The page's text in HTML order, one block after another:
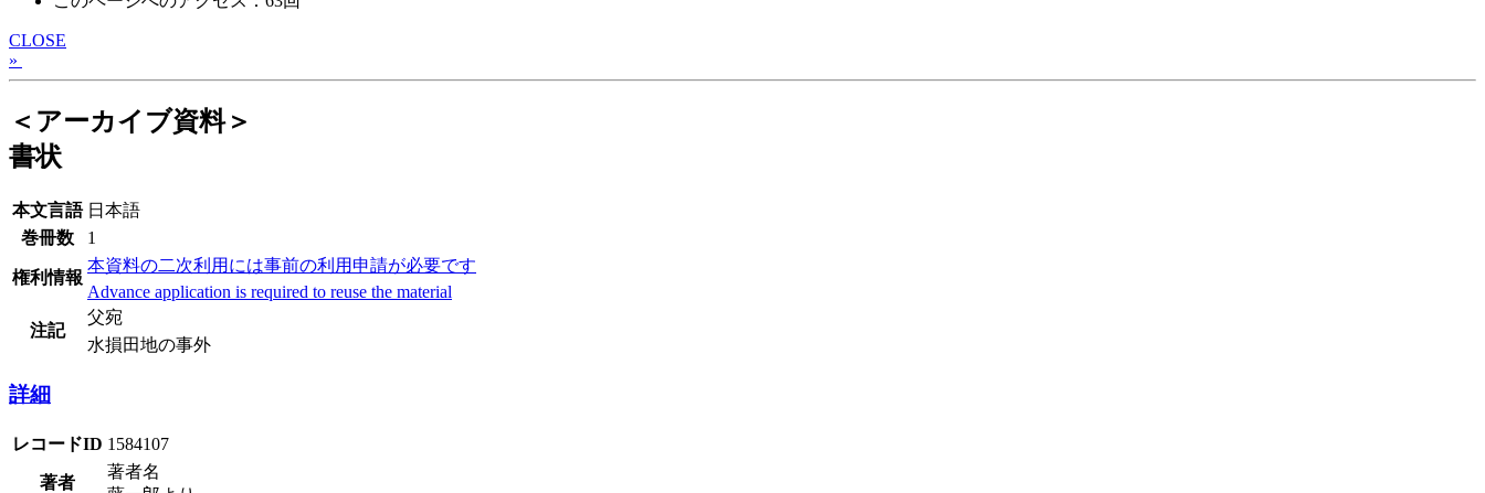
CLOSE
»
＜アーカイブ資料＞
書状
本文言語 日本語
巻冊数
1
権利情報
本資料の二次利用には事前の利用申請が必要です
Advance application is required to reuse the material
注記
父宛
水損田地の事外
詳細
レコードID 1584107
著者
著者名